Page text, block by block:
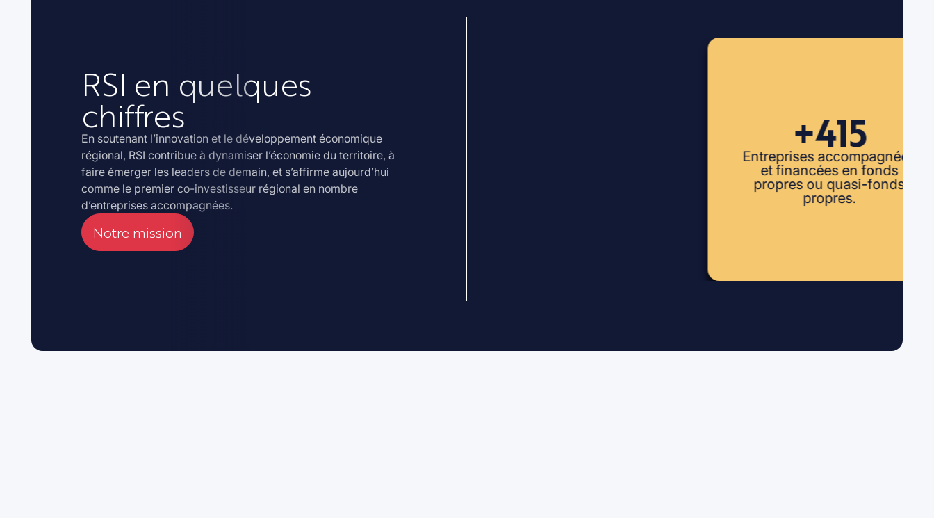
RSI en quelques
chiffres
En soutenant l’innovation et le développement économique
régional, RSI contribue à dynamiser l’économie du territoire, à
faire émerger les leaders de demain, et s’affirme aujourd’hui
comme le premier co-investisseur régional en nombre
d’entreprises accompagnées.
Notre mission
Notre mission
+415
Entreprises accompagnées
et financées en fonds
propres ou quasi-fonds
propres.